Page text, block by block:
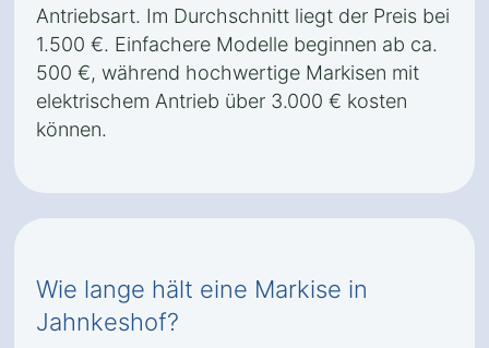
Antriebsart. Im Durchschnitt liegt der Preis bei
1.500 €. Einfachere Modelle beginnen ab ca.
500 €, während hochwertige Markisen mit
elektrischem Antrieb über 3.000 € kosten
können.
Wie lange hält eine Markise in
Jahnkeshof?